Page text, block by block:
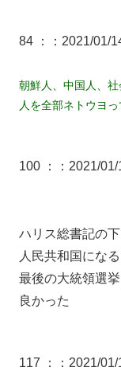
84 ： ：2021/01/
朝鮮人、中国人、
人を全部ネトウヨ
100 ： ：2021/
ハリス総書記の
人民共和国にな
最後の大統領選
良かった
117 ： ：2021/